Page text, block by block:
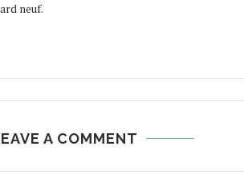
neuf.
A COMMENT